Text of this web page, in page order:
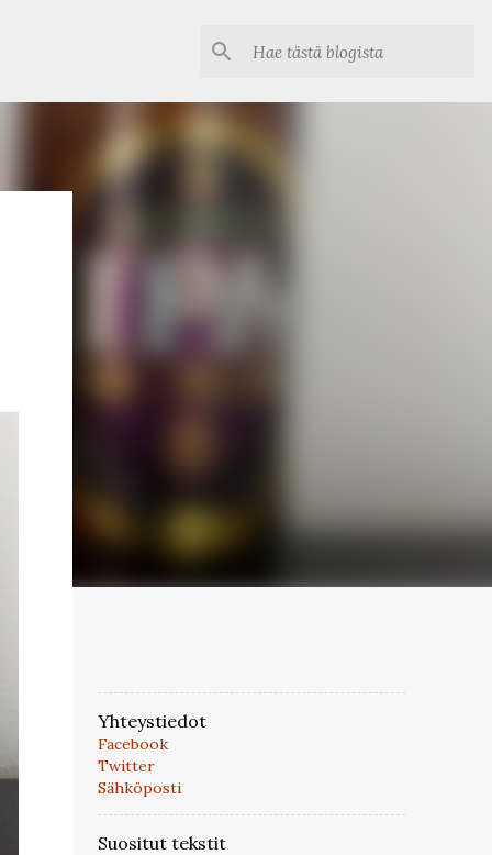
Yhteystiedot
Facebook
Twitter
Sähköposti
Suositut tekstit